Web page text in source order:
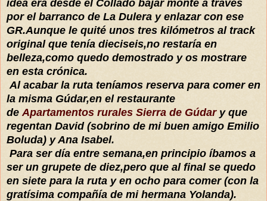
idea era desde el Collado bajar monte a través
por el barranco de La Dulera y enlazar con ese
GR.Aunque le quité unos tres kilómetros al track
original que tenía dieciseis,no restaría en
belleza,como quedo demostrado y os mostrare
en esta crónica.
Al acabar la ruta teníamos reserva para comer en
la misma Gúdar,en el restaurante
de Apartamentos rurales Sierra de Gúdary que
regentan David (sobrino de mi buen amigo Emilio
Boluda) y Ana Isabel.
Para ser día entre semana,en principio íbamos a
ser un grupete de diez,pero que al final se quedo
en siete para la ruta y en ocho para comer (con la
gratísima compañía de mi hermana Yolanda).